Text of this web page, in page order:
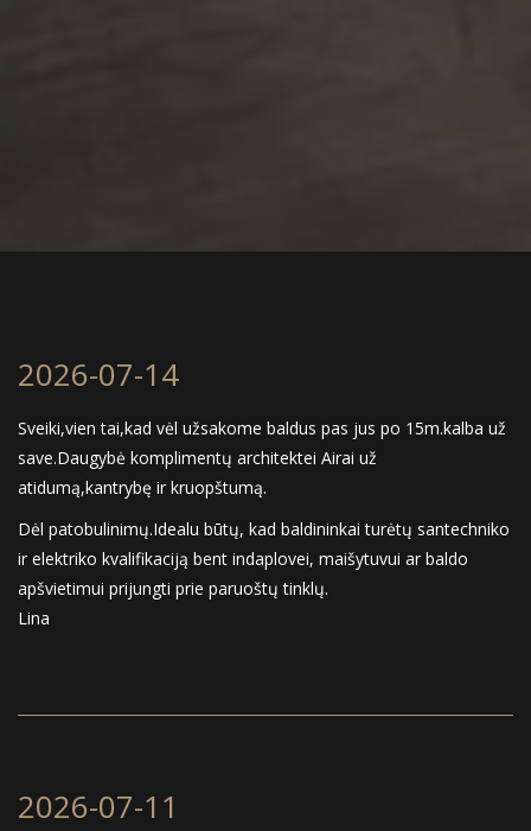
2026-07-14
Sveiki,vien tai,kad vėl užsakome baldus pas jus po 15m.kalba už
save.Daugybė komplimentų architektei Airai už
atidumą,kantrybę ir kruopštumą.
Dėl patobulinimų.Idealu būtų, kad baldininkai turėtų santechniko
ir elektriko kvalifikaciją bent indaplovei, maišytuvui ar baldo
apšvietimui prijungti prie paruoštų tinklų.
Lina
2026-07-11